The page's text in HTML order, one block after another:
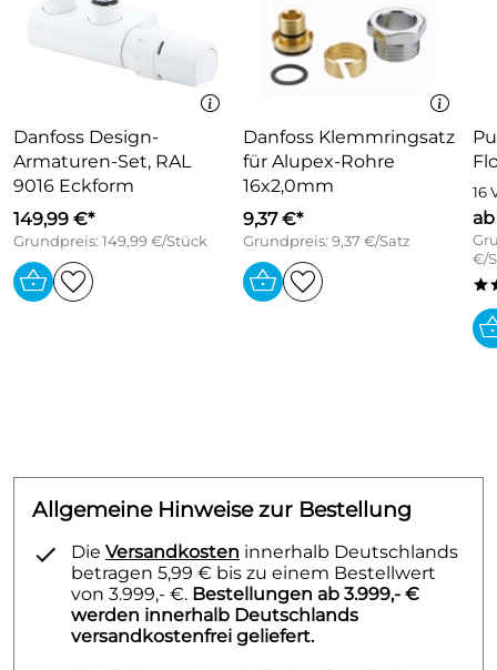
Danfoss Design-
Armaturen-Set, RAL
9016 Eckform
149,99 €*
Grundpreis: 149,99 €/Stück
Danfoss Klemmringsatz
für Alupex-Rohre
16x2,0mm
9,37 €*
Grundpreis: 9,37 €/Satz
16
€/
Allgemeine Hinweise zur Bestellung
Die Versandkosten innerhalb Deutschlands
betragen 5,99 € bis zu einem Bestellwert
von 3.999,- €. Bestellungen ab 3.999,- €
werden innerhalb Deutschlands
versandkostenfrei geliefert.